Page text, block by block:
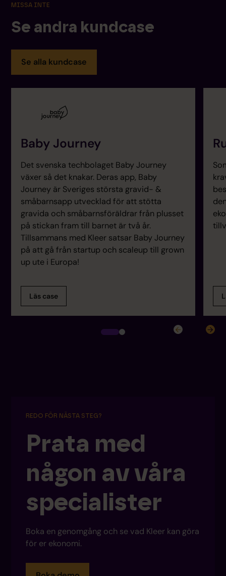
MISSA INTE
Se andra kundcase
Se alla kundcase
Baby Journey
Det svenska techbolaget Baby Journey
växer så det knakar. Deras app, Baby
Journey är Sveriges största gravid- &
småbarnsapp utvecklad för att stötta
gravida och småbarnsföräldrar från plusset
på stickan fram till barnet är två år.
Tillsammans med Kleer satsar Baby Journey
på att gå från startup och scaleup till grown
up ute i Europa!
Läs case
REDO FÖR NÄSTA STEG?
Prata med
någon av våra
specialister
Boka en genomgång och se vad Kleer kan göra
för er ekonomi.